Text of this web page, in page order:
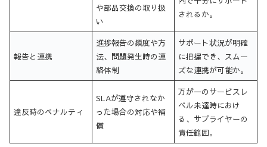
や部品交換の取り扱
い
されるか。
報告と連携
進捗報告の頻度や方
法、問題発生時の連
絡体制
サポート状況が明確
に把握でき、スムー
ズな連携が可能か。
違反時のペナルティ
SLAが遵守されなか
った場合の対応や補
償
万が一のサービスレ
ベル未達時におけ
る、サプライヤーの
責任範囲。